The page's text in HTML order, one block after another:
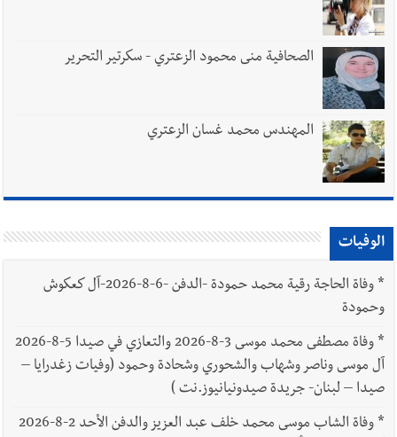
الصحافية منى محمود الزعتري - سكرتير التحرير
المهندس محمد غسان الزعتري
الوفيات
*
وفاة الحاجة رقية محمد حمودة -الدفن -6-8-2026-آل كعكوش
وحمودة
*
وفاة مصطفى محمد موسى 3-8-2026 والتعازي في صيدا 5-8-2026
آل موسى وناصر وشهاب والشحوري وشحادة وحمود (وفيات زغدرايا –
صيدا – لبنان- جريدة صيدونيانيوز.نت )
*
وفاة الشاب موسى محمد خلف عبد العزيز والدفن الأحد 2-8-2026